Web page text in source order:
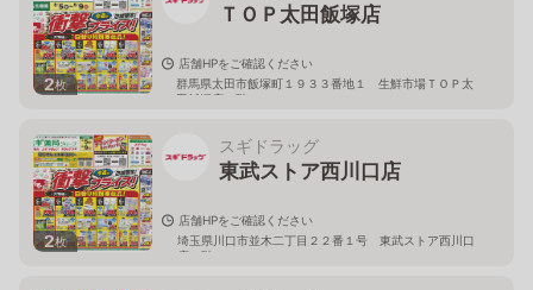
2枚
ＴＯＰ太田飯塚店
店舗HPをご確認ください
群馬県太田市飯塚町１９３３番地１ 生鮮市場ＴＯＰ太
田飯塚店１階
2枚
スギドラッグ
東武ストア西川口店
店舗HPをご確認ください
埼玉県川口市並木二丁目２２番１号 東武ストア西川口
店２階